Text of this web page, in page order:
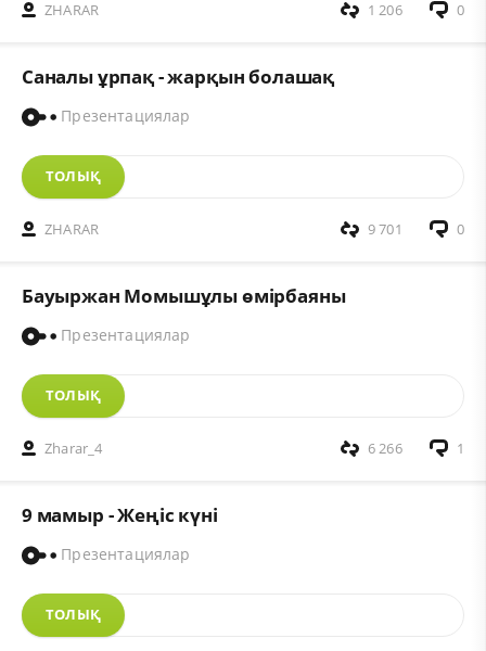
ZHARAR 0
1 206
Саналы ұрпақ - жарқын болашақ
Презентациялар
ТОЛЫҚ
ZHARAR 0
9 701
Бауыржан Момышұлы өмірбаяны
Презентациялар
ТОЛЫҚ
Zharar_4 1
6 266
9 мамыр - Жеңіс күні
Презентациялар
ТОЛЫҚ